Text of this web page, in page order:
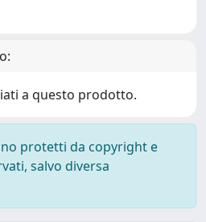
a questo prodotto.
protetti da copyright e
salvo diversa